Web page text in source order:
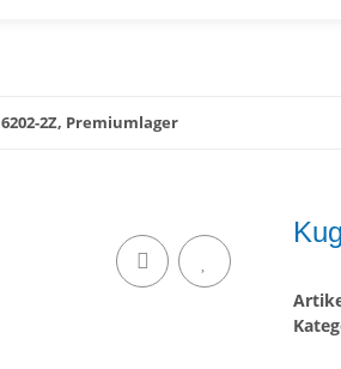
2Z, Premiumlager